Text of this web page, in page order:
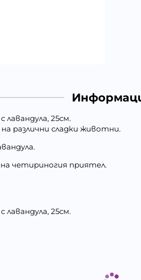
лавандула, 25см.
различни сладки животни.
четириногия приятел.
лавандула, 25см.